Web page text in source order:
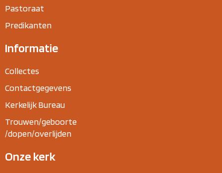
Pastoraat
Predikanten
Informatie
Collectes
Contactgegevens
Kerkelijk Bureau
Trouwen/geboorte
/dopen/overlijden
Onze kerk